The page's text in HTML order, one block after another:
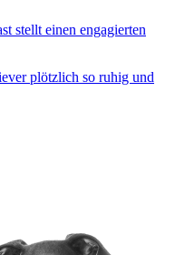
stellt einen engagierten
plötzlich so ruhig und